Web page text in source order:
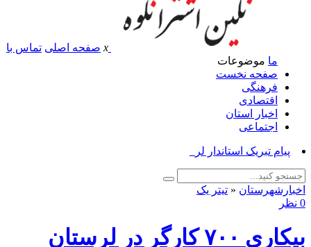
x صفحه اصلی تماس با
ما موضوعات
صفحه نخست
فرهنگی
اقتصادی
اخبار استان
اجتماعی
پیام تبریک استاندار لرستان به_
اخبارشهرستان « تیتر یک
0 نظر
بیکاری ۷۰۰ کارگر در لرستان